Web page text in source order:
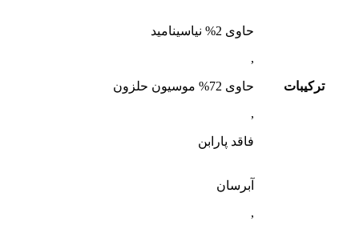
ترکیبات
حاوی 2% نیاسینامید
,
حاوی 72% موسیون حلزون
,
فاقد پارابن
آبرسان
,